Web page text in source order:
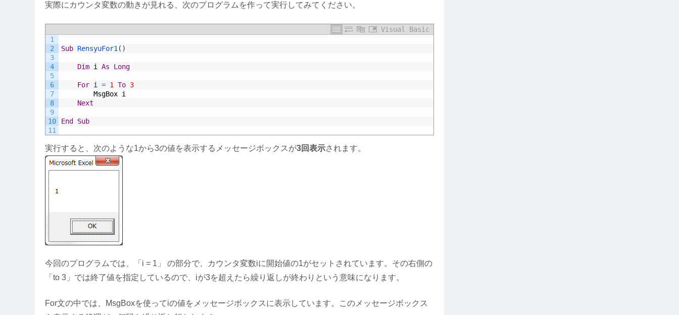
実際にカウンタ変数の動きが見れる、次のプログラムを作って実行してみてください。
Visual Basic
1
2
3
4
5
6
7
8
9
10
11
Sub RensyuFor1 ( )
Dim i As Long
For i = 1 To 3
MsgBox i
Next
End Sub
実行すると、次のような1から3の値を表示するメッセージボックスが3回表示されます。
今回のプログラムでは、「i = 1」 の部分で、カウンタ変数iに開始値の1がセットされています。その右側の
「to 3」では終了値を指定しているので、iが3を超えたら繰り返しが終わりという意味になります。
For文の中では、MsgBoxを使ってiの値をメッセージボックスに表示しています。このメッセージボックス